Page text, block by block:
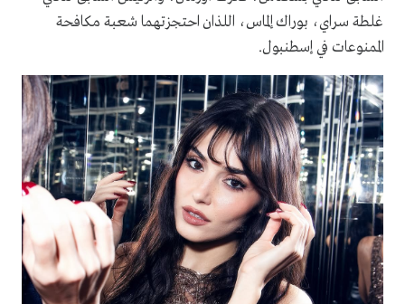
غلطة سراي، بوراك إلماس، اللذان احتجزتهما شعبة مكافحة
الممنوعات في إسطنبول.